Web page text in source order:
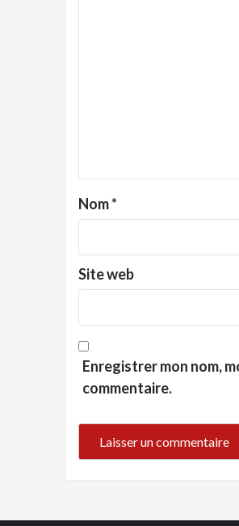
Nom*
Site web
Enregistrer mon nom,
commentaire.